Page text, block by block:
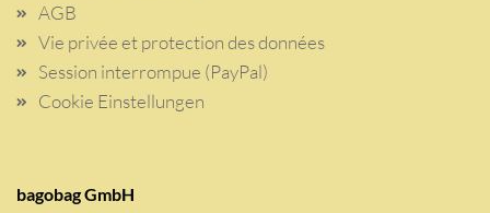
AGB
Vie privée et protection des données
Session interrompue (PayPal)
Cookie Einstellungen
bagobag GmbH